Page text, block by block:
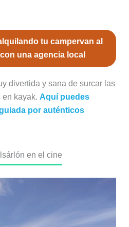
tu campervan al
una agencia local
divertida y sana de surcar las
kayak. Aquí puedes
por auténticos
en el cine